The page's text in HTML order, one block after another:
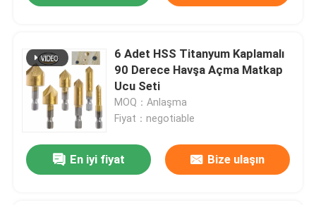
6 Adet HSS Titanyum Kaplamalı
90 Derece Havşa Açma Matkap
Ucu Seti
MOQ：Anlaşma
Fiyat：negotiable
En iyi fiyat Bize ulaşın